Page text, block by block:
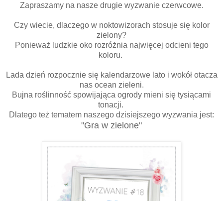
Zapraszamy na nasze drugie wyzwanie czerwcowe.
Czy wiecie, dlaczego w noktowizorach stosuje się kolor
zielony?
Ponieważ ludzkie oko rozróżnia najwięcej odcieni tego
koloru.
Lada dzień rozpocznie się kalendarzowe lato i wokół otacza
nas ocean zieleni.
Bujna roślinność spowijająca ogrody mieni się tysiącami
tonacji.
Dlatego też tematem naszego dzisiejszego wyzwania jest:
"Gra w zielone"